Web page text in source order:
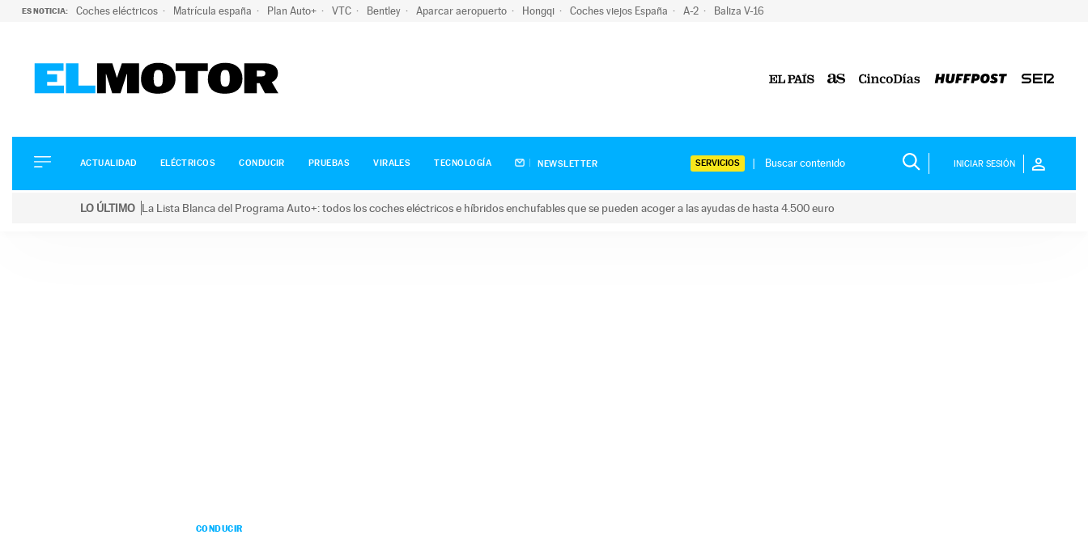
ES NOTICIA: Coches eléctricos Matrícula españa Plan Auto+ VTC Bentley Aparcar aeropuerto Hongqi Coches viejos España A-2 Baliza V-16
ELÉCTRICOS
CONDUCIR
ACTUALIDAD ELÉCTRICOS CONDUCIR PRUEBAS VIRALES TECNOLOGÍA NEWSLETTER SERVICIOS INICIAR SESIÓN
LO ÚLTIMO La Lista Blanca del Programa Auto+: todos los coches eléctricos e híbridos enchufables que se pueden acoger a las ayudas de hasta 4.500 euro
CONDUCIR